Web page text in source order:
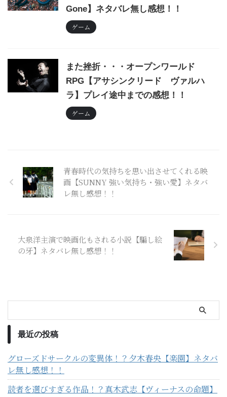
Gone】ネタバレ無し感想！！
ゲーム
また挫折・・・オープンワールド
RPG【アサシンクリード ヴァルハ
ラ】プレイ途中までの感想！！
ゲーム
青春時代の気持ちを思い出させてくれる映
画【SUNNY 強い気持ち・強い愛】ネタバ
レ無し感想！！
大泉洋主演で映画化もされる小説【騙し絵
の牙】ネタバレ無し感想！！
最近の投稿
グローズドサークルの変異体！？夕木春央【楽園】ネタバ
レ無し感想！！
読者を選びすぎる作品！？真木武志【ヴィーナスの命題】